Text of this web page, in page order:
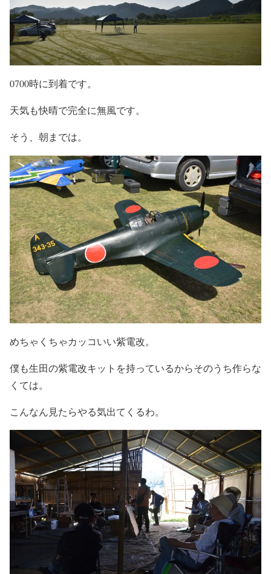
0700時に到着です。
天気も快晴で完全に無風です。
そう、朝までは。
めちゃくちゃカッコいい紫電改。
僕も生田の紫電改キットを持っているからそのうち作らな
くては。
こんなん見たらやる気出てくるわ。